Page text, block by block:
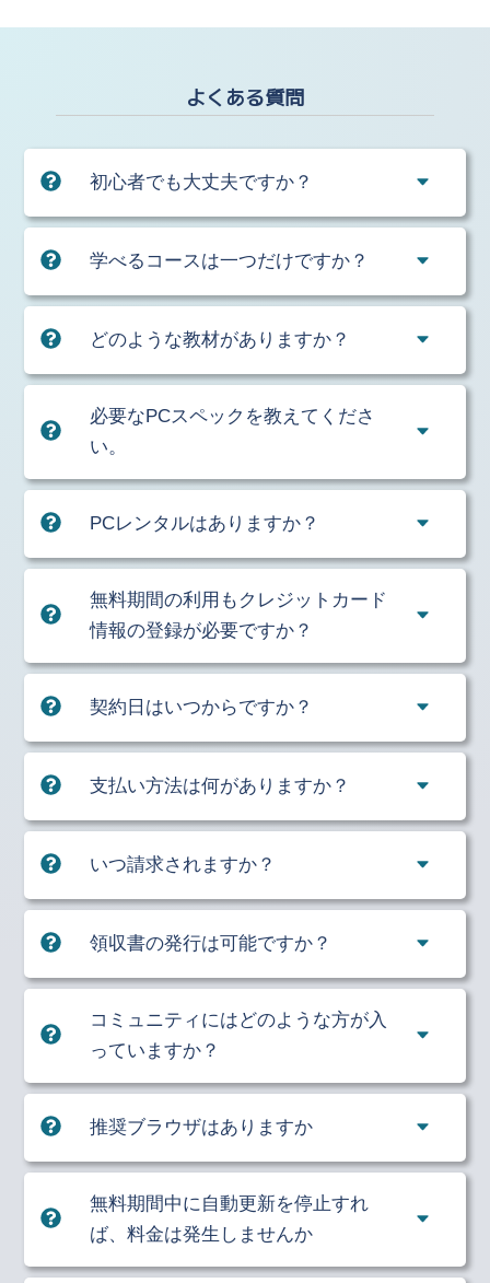
よくある質問
初心者でも大丈夫ですか？
学べるコースは一つだけですか？
どのような教材がありますか？
必要なPCスペックを教えてくださ
い。
PCレンタルはありますか？
無料期間の利用もクレジットカード
情報の登録が必要ですか？
契約日はいつからですか？
支払い方法は何がありますか？
いつ請求されますか？
領収書の発行は可能ですか？
コミュニティにはどのような方が入
っていますか？
推奨ブラウザはありますか
無料期間中に自動更新を停止すれ
ば、料金は発生しませんか